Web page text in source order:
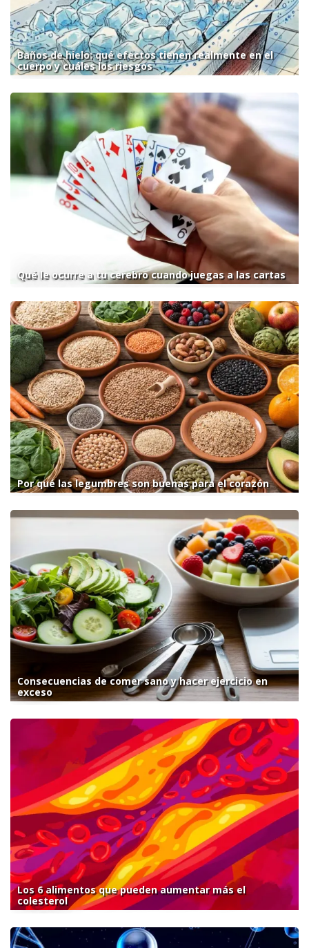
Baños de hielo: qué efectos tienen realmente en el
cuerpo y cuáles los riesgos
Qué le ocurre a tu cerebro cuando juegas a las cartas
Por qué las legumbres son buenas para el corazón
Consecuencias de comer sano y hacer ejercicio en
exceso
Los 6 alimentos que pueden aumentar más el
colesterol